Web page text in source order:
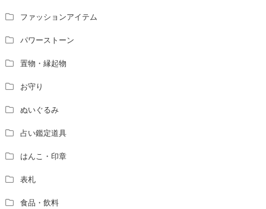
ファッションアイテム
パワーストーン
置物・縁起物
お守り
ぬいぐるみ
占い鑑定道具
はんこ・印章
表札
食品・飲料